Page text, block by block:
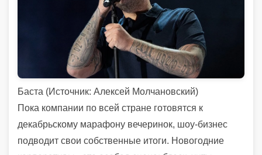
Баста (Источник: Алексей Молчановский)
Пока компании по всей стране готовятся к
декабрьскому марафону вечеринок, шоу-бизнес
подводит свои собственные итоги. Новогодние